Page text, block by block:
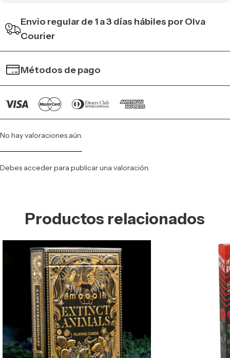
Envio regular de 1 a 3 días hábiles por Olva
Courier
Métodos de pago
No hay valoraciones aún.
Debes accederpara publicar una valoración.
Productos relacionados